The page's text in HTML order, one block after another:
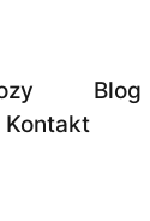
Blog
Kontakt